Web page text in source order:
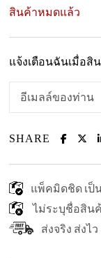
สินค้าหมดแล้ว
แจ้งเตือนฉันเมื่อสิ
SHARE
แพ็คมิดชิด เป็
ไม่ระบุชื่อสิน
ส่งจริง ส่งไ